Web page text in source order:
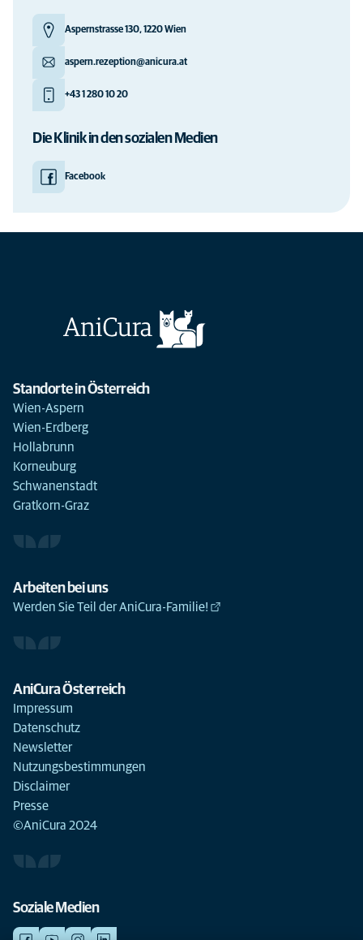
Aspernstrasse 130, 1220 Wien
aspern.rezeption@anicura.at
+43 1 280 10 20
Die Klinik in den sozialen Medien
Facebook
Standorte in Österreich
Wien-Aspern
Wien-Erdberg
Hollabrunn
Korneuburg
Schwanenstadt
Gratkorn-Graz
Arbeiten bei uns
Werden Sie Teil der AniCura-Familie!
AniCura Österreich
Impressum
Datenschutz
Newsletter
Nutzungsbestimmungen
Disclaimer
Presse
©AniCura 2024
Soziale Medien